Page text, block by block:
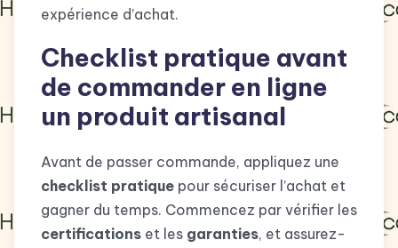
expérience d’achat.
Checklist pratique avant
de commander en ligne
un produit artisanal
Avant de passer commande, appliquez une
checklist pratique pour sécuriser l’achat et
gagner du temps. Commencez par vérifier les
certifications et les garanties, et assurez-